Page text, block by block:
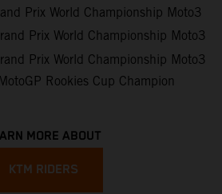
Prix World Championship Moto3
Prix World Championship Moto3
Prix World Championship Moto3
Rookies Cup Champion
MORE ABOUT
KTM RIDERS